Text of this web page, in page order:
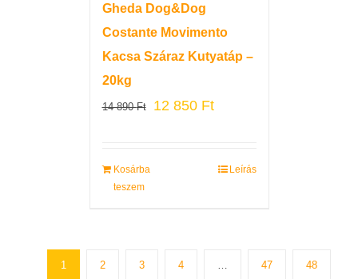
Gheda Dog&Dog
Costante Movimento
Kacsa Száraz Kutyatáp –
20kg
14 890Ft 12 850 Ft
Kosárba
teszem
Leírás
1 2 3 4 47 48